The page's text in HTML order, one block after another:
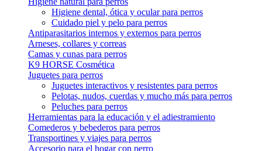
Higiene dental, ótica y ocular para perros
Cuidado piel y pelo para perros
Antiparasitarios internos y externos para perros
Arneses, collares y correas
Camas y cunas para perros
K9 HORSE Cosmética
Juguetes para perros
Juguetes interactivos y resistentes para perros
Pelotas, nudos, cuerdas y mucho más para perros
Peluches para perros
Herramientas para la educación y el adiestramiento
Comederos y bebederos para perros
Transportines y viajes para perros
Accesorio para el hogar con perro